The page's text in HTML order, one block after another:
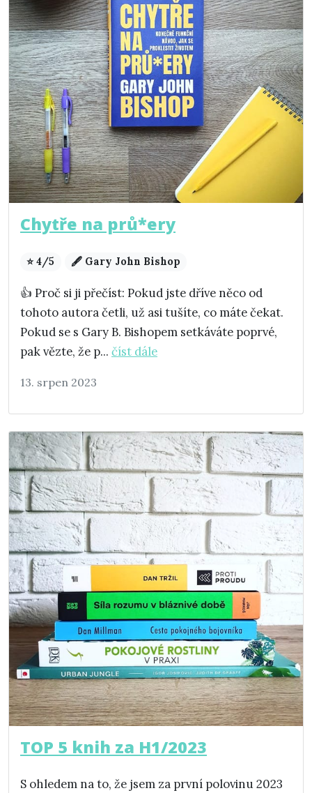
Chytře na prů*ery
⭐ 4/5 🖋️ Gary John Bishop
👍 Proč si ji přečíst: Pokud jste dříve něco od
tohoto autora četli, už asi tušíte, co máte čekat.
Pokud se s Gary B. Bishopem setkáváte poprvé,
pak vězte, že p... číst dále
13. srpen 2023
TOP 5 knih za H1/2023
S ohledem na to, že jsem za první polovinu 2023